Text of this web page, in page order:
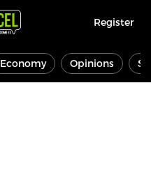
Register
Economy Opinions